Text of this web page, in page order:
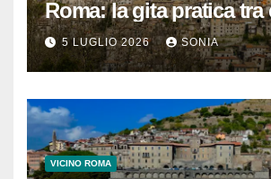
Roma: la gita pratica tra
vicoli e Terme di
5 LUGLIO 2026 SONIA
VICINO ROMA